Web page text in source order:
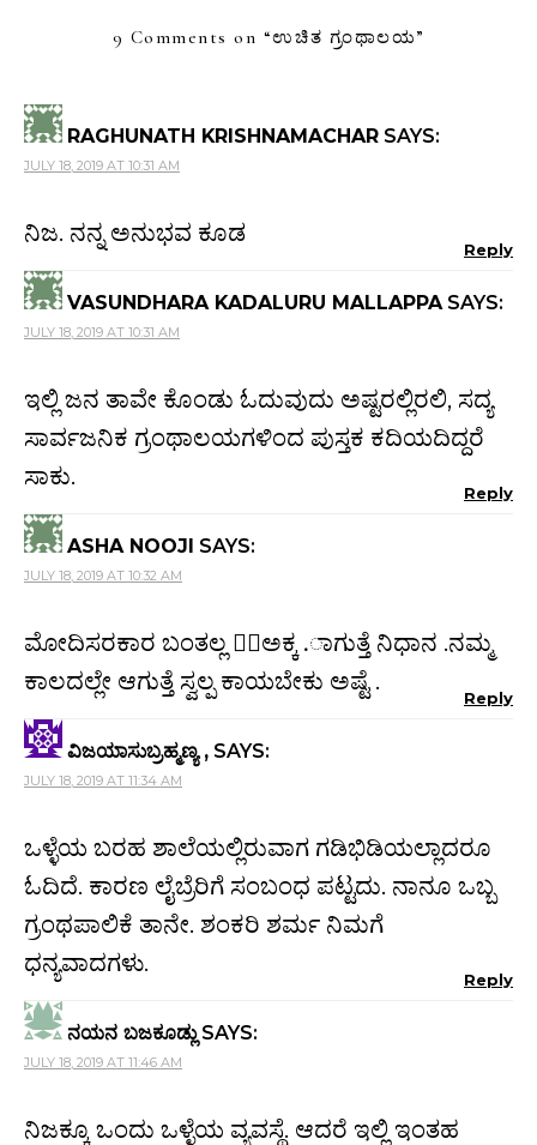
9 Comments on “ಉಚಿತ ಗ್ರಂಥಾಲಯ”
RAGHUNATH KRISHNAMACHAR SAYS:
JULY 18, 2019 AT 10:31 AM
ನಿಜ. ನನ್ನ ಅನುಭವ ಕೂಡ
Reply
VASUNDHARA KADALURU MALLAPPA SAYS:
JULY 18, 2019 AT 10:31 AM
ಇಲ್ಲಿ ಜನ ತಾವೇ ಕೊಂಡು ಓದುವುದು ಅಷ್ಟರಲ್ಲಿರಲಿ, ಸದ್ಯ
ಸಾರ್ವಜನಿಕ ಗ್ರಂಥಾಲಯಗಳಿಂದ ಪುಸ್ತಕ ಕದಿಯದಿದ್ದರೆ
ಸಾಕು.
Reply
ASHA NOOJI SAYS:
JULY 18, 2019 AT 10:32 AM
ಮೋದಿಸರಕಾರ ಬಂತಲ್ಲ ￿￿ಅಕ್ಕ .ಾಗುತ್ತೆ ನಿಧಾನ .ನಮ್ಮ
ಕಾಲದಲ್ಲೇ ಆಗುತ್ತೆ ಸ್ವಲ್ಪ ಕಾಯಬೇಕು ಅಷ್ಟೆ .
Reply
ವಿಜಯಾಸುಬ್ರಹ್ಮಣ್ಯ , SAYS:
JULY 18, 2019 AT 11:34 AM
ಒಳ್ಳೆಯ ಬರಹ ಶಾಲೆಯಲ್ಲಿರುವಾಗ ಗಡಿಭಿಡಿಯಲ್ಲಾದರೂ
ಓದಿದೆ. ಕಾರಣ ಲೈಬ್ರೆರಿಗೆ ಸಂಬಂಧ ಪಟ್ಟದು. ನಾನೂ ಒಬ್ಬ
ಗ್ರಂಥಪಾಲಿಕೆ ತಾನೇ. ಶಂಕರಿ ಶರ್ಮ ನಿಮಗೆ
ಧನ್ಯವಾದಗಳು.
Reply
ನಯನ ಬಜಕೂಡ್ಲು SAYS:
JULY 18, 2019 AT 11:46 AM
ನಿಜಕ್ಕೂ ಒಂದು ಒಳ್ಳೆಯ ವ್ಯವಸ್ಥೆ. ಆದರೆ ಇಲ್ಲಿ ಇಂತಹ